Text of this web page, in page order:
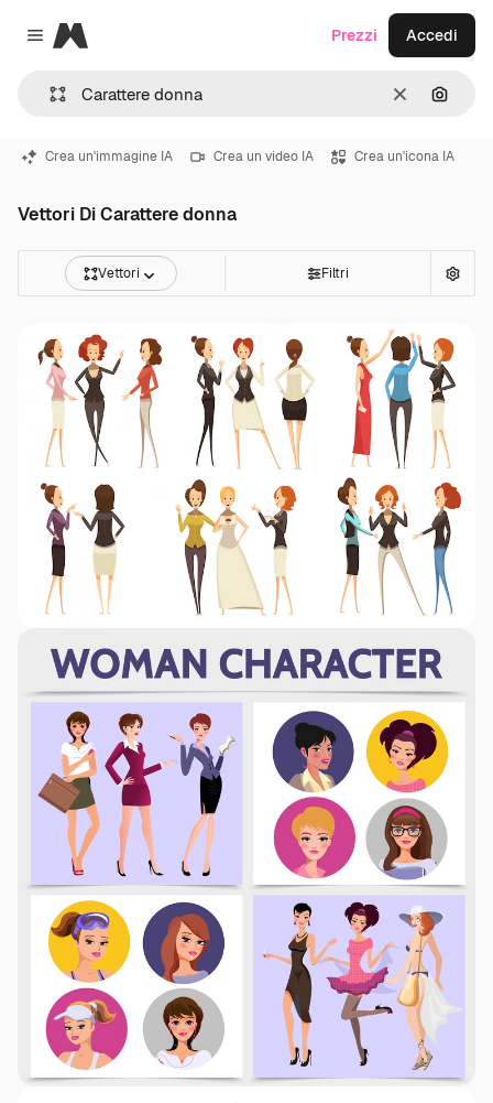
Close menu
Magnific
CancellaCerca
Prezzi Accedi
Crea un'immagine IA Crea un video IA Crea un'icona IA
Vettori Di Carattere donna
Vettori Filtri